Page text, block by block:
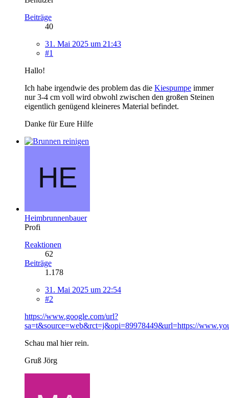
Beiträge
40
31. Mai 2025 um 21:43
#1
Hallo!
Ich habe irgendwie des problem das die Kiespumpe immer
nur 3-4 cm voll wird obwohl zwischen den großen Steinen
eigentlich genügend kleineres Material befindet.
Danke für Eure Hilfe
Heimbrunnenbauer
Profi
Reaktionen
62
Beiträge
1.178
31. Mai 2025 um 22:54
#2
https://www.google.com/url?
sa=t&source=web&rct=j&opi=89978449&url=https://
Schau mal hier rein.
Gruß Jörg